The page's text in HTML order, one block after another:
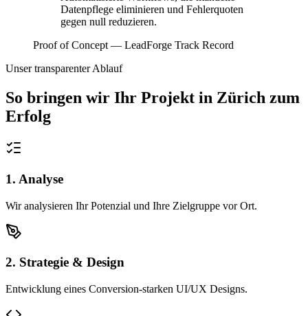
Datenpflege eliminieren und Fehlerquoten
gegen null reduzieren.
Proof of Concept — LeadForge Track Record
Unser transparenter Ablauf
So bringen wir Ihr Projekt in Zürich zum
Erfolg
1. Analyse
Wir analysieren Ihr Potenzial und Ihre Zielgruppe vor Ort.
2. Strategie & Design
Entwicklung eines Conversion-starken UI/UX Designs.